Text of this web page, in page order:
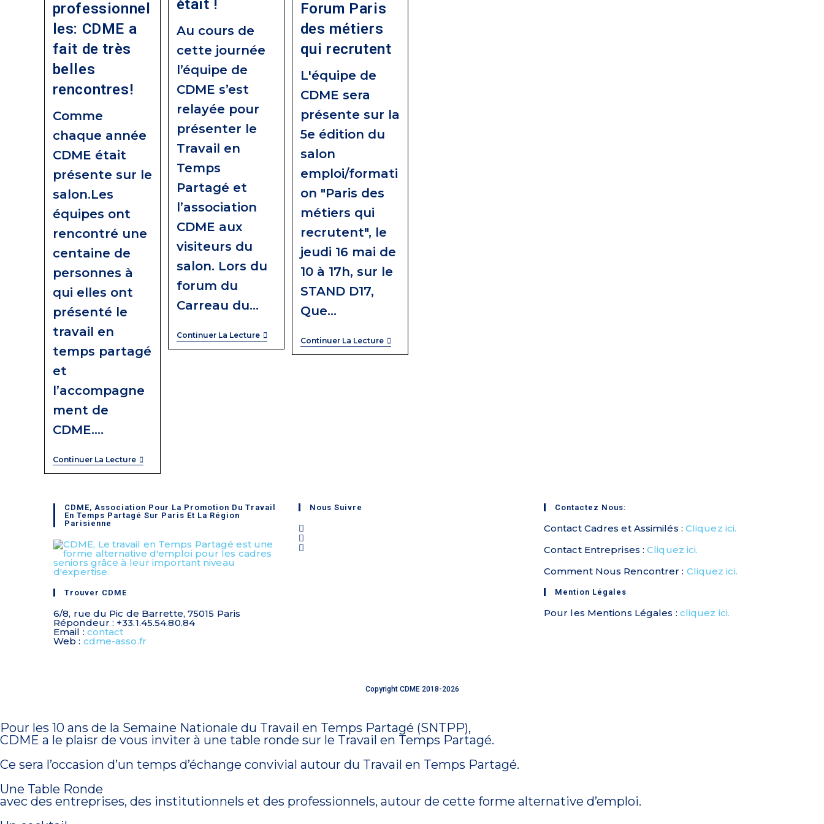
professionnel
les: CDME a
fait de très
belles
rencontres!
Comme
chaque année
CDME était
présente sur le
salon.Les
équipes ont
rencontré une
centaine de
personnes à
qui elles ont
présenté le
travail en
temps partagé
et
l’accompagne
ment de
CDME.…
Continuer La Lecture
était !
Au cours de
cette journée
l’équipe de
CDME s’est
relayée pour
présenter le
Travail en
Temps
Partagé et
l’association
CDME aux
visiteurs du
salon. Lors du
forum du
Carreau du…
Continuer La Lecture
Forum Paris
des métiers
qui recrutent
L'équipe de
CDME sera
présente sur la
5e édition du
salon
emploi/formati
on "Paris des
métiers qui
recrutent", le
jeudi 16 mai de
10 à 17h, sur le
STAND D17,
Que…
Continuer La Lecture
CDME, Association Pour La Promotion Du Travail
En Temps Partagé Sur Paris Et La Région
Parisienne
Trouver CDME
6/8, rue du Pic de Barrette, 75015 Paris
Répondeur : +33.1.45.54.80.84
Email : contact
Web : cdme-asso.fr
Nous Suivre Contactez Nous:
Contact Cadres et Assimilés : Cliquez ici.
Contact Entreprises :Cliquez ici.
Comment Nous Rencontrer : Cliquez ici.
Mention Légales
Pour les Mentions Légales : cliquez ici.
Copyright CDME 2018-2026
Pour les 10 ans de la Semaine Nationale du Travail en Temps Partagé (SNTPP),
CDME a le plaisr de vous inviter à une table ronde sur le Travail en Temps Partagé.
Ce sera l’occasion d’un temps d’échange convivial autour du Travail en Temps Partagé.
Une Table Ronde
avec des entreprises, des institutionnels et des professionnels, autour de cette forme alternative d’emploi.